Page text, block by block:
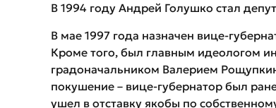
В 1994 году Андрей Голушко стал
В мае 1997 года назначен вице-
Кроме того, был главным идеологом
градоначальником Валерием
покушение – вице-губернатор был
ушел в отставку якобы по